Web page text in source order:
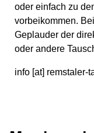
oder einfach zu
vorbeikommen.
Geplauder der
oder andere
info [at] remstaler-